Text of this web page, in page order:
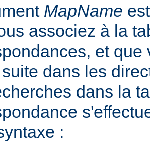
MapName
associez à la
et
dans les
dans la
: